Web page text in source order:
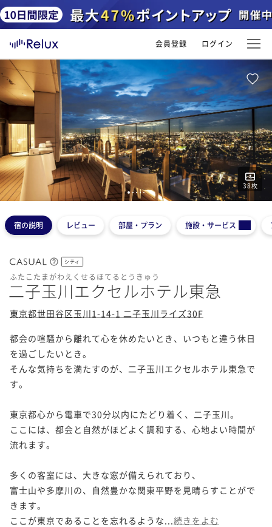
会員登録 ログイン
38枚
12345
宿の説明 レビュー 部屋・プラン 施設・サービス
シティ
ふたこたまがわえくせるほてるとうきゅう
二子玉川エクセルホテル東急
東京都世田谷区玉川1-14-1 二子玉川ライズ30F
都会の喧騒から離れて心を休めたいとき、いつもと違う休日
を過ごしたいとき。
そんな気持ちを満たすのが、二子玉川エクセルホテル東急で
す。
東京都心から電車で30分以内にたどり着く、二子玉川。
ここには、都会と自然がほどよく調和する、心地よい時間が
流れます。
多くの客室には、大きな窓が備えられており、
富士山や多摩川の、自然豊かな関東平野を見晴らすことがで
きます。
ここが東京であることを忘れるような... 続きをよむ